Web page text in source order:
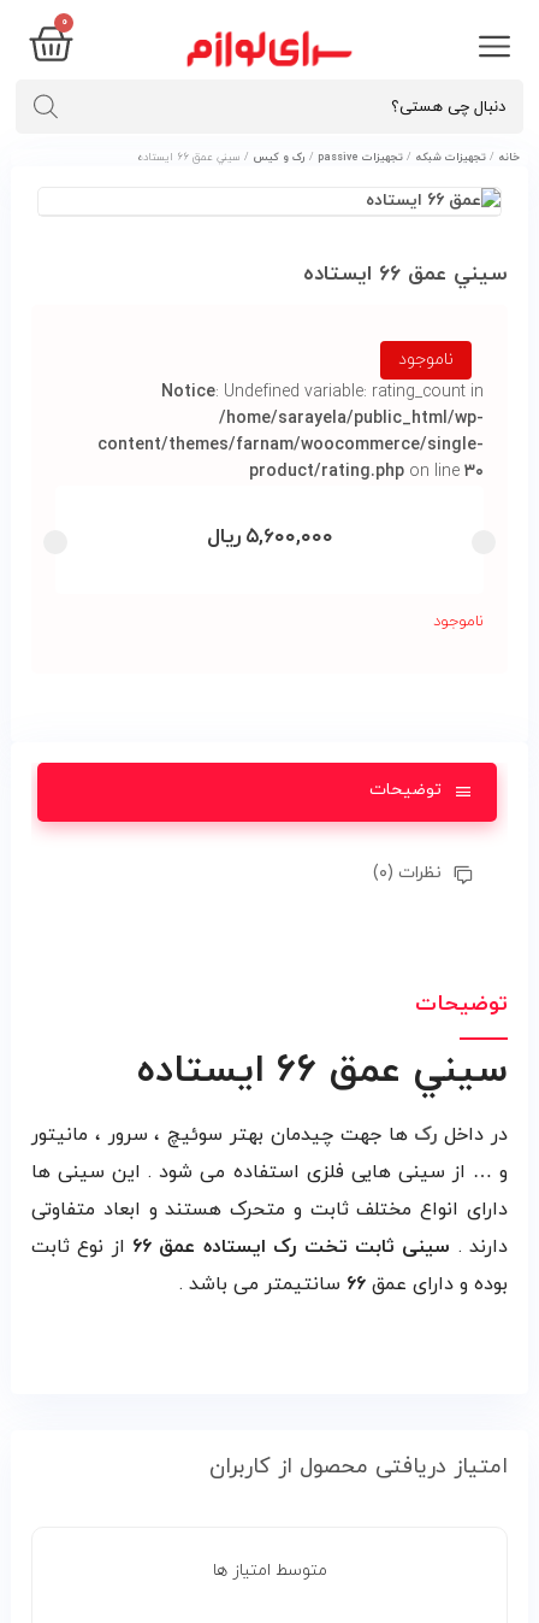
۰
خانه / تجهیزات شبکه / تجهیزات passive / رک و کیس / سيني عمق ٦٦ ايستاده
سيني عمق ٦٦ ايستاده
ناموجود
Notice: Undefined variable: rating_count in
/home/sarayela/public_html/wp-
content/themes/farnam/woocommerce/single-
product/rating.php on line۳۰
۵,۶۰۰,۰۰۰ ریال
ناموجود
توضیحات
نظرات (۰)
توضیحات
سيني عمق ٦٦ ايستاده
در داخل رک ها جهت چیدمان بهتر سوئیچ ، سرور ، مانیتور
و … از سینی هایی فلزی استفاده می شود . این سینی ها
دارای انواع مختلف ثابت و متحرک هستند و ابعاد متفاوتی
دارند . سینی ثابت تخت رک ایستاده عمق ۶ ۶
از نوع ثابت
بوده و دارای عمق ۶۶ سانتیمتر می باشد .
امتیاز دریافتی محصول از کاربران
متوسط امتیاز ها